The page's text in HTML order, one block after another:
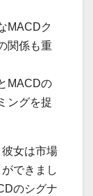
MACDク
関係も重
MACDの
ングを捉
女は市場
できまし
のシグナ